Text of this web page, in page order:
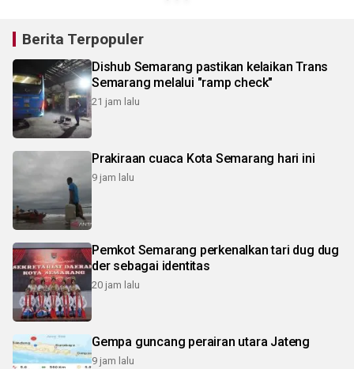
Berita Terpopuler
Dishub Semarang pastikan kelaikan Trans
Semarang melalui "ramp check"
21 jam lalu
Prakiraan cuaca Kota Semarang hari ini
9 jam lalu
Pemkot Semarang perkenalkan tari dug dug
der sebagai identitas
20 jam lalu
Gempa guncang perairan utara Jateng
9 jam lalu